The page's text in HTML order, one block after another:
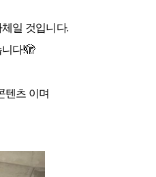
일 것입니다.
다!🫣
텐츠 이며